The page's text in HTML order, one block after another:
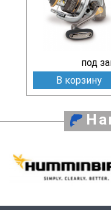
под
В корзину